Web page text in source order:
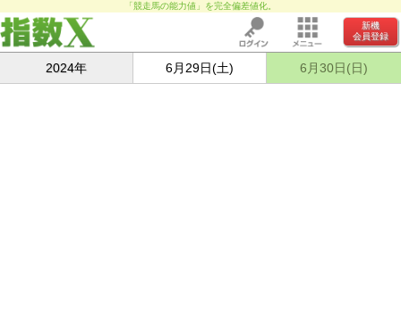
「競走馬の能力値」を完全偏差値化。
新機
会員登録
2024年 6月29日(土) 6月30日(日)